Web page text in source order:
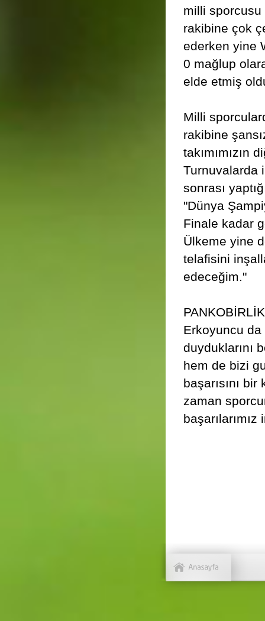
milli
rakibine çok
ederken yine
0 mağlup
elde etmiş
Milli
rakibine
takımımızın
Turnuvalarda
sonrası
"Dünya
Finale kadar
Ülkeme yine
telafisini
edeceğim."
Erkoyuncu da
duyduklarını
hem de bizi
başarısını
zaman